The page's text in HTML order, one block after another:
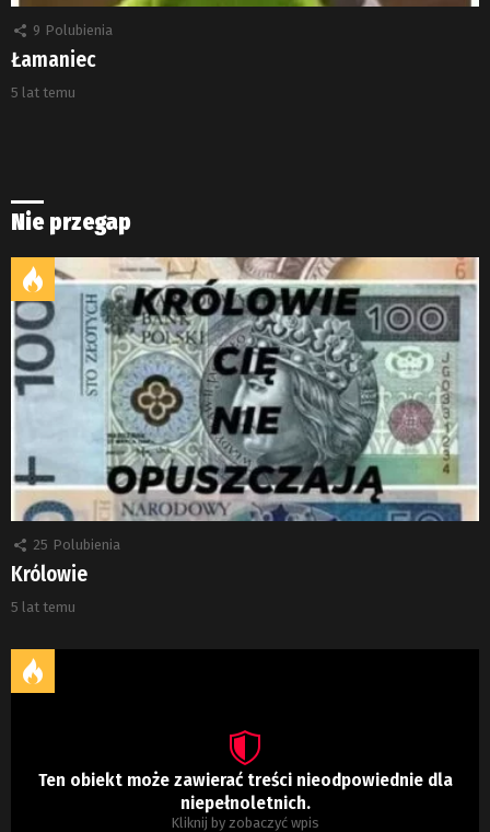
9 Polubienia
Łamaniec
5 lat temu
Nie przegap
25 Polubienia
Królowie
5 lat temu
Ten obiekt może zawierać treści nieodpowiednie dla
niepełnoletnich.
Kliknij by zobaczyć wpis